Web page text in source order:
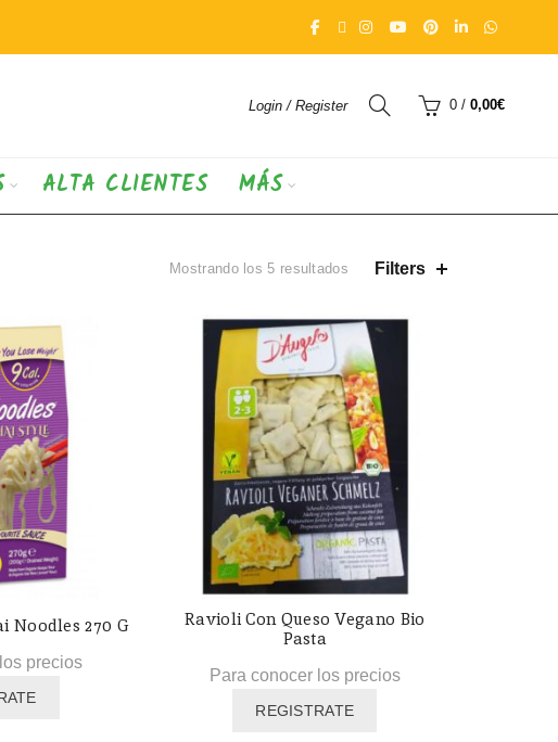
Login / Register 0 / 0,00€
ALTA CLIENTES MÁS
Mostrando los 5 resultados Ordenado
últimos
Filters
Noodles 270 G
precios
Ravioli Con Queso Vegano Bio
Pasta
Para conocer los precios
REGISTRATE